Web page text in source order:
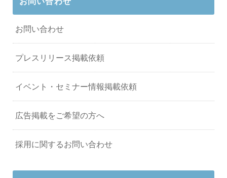
お問い合わせ
プレスリリース掲載依頼
イベント・セミナー情報掲載依頼
広告掲載をご希望の方へ
採用に関するお問い合わせ